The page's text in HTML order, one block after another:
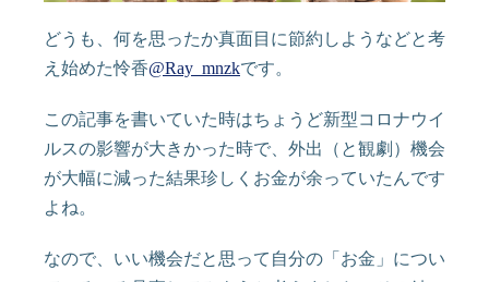
どうも、何を思ったか真面目に節約しようなどと考
え始めた怜香@Ray_mnzkです。
この記事を書いていた時はちょうど新型コロナウイ
ルスの影響が大きかった時で、外出（と観劇）機会
が大幅に減った結果珍しくお金が余っていたんです
よね。
なので、いい機会だと思って自分の「お金」につい